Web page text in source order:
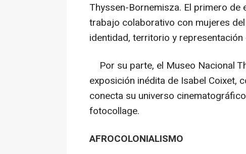
Thyssen-Bornemisza. El primero de
trabajo colaborativo con mujeres
identidad, territorio y
Por su parte, el Museo Nacional
exposición inédita de Isabel Coixet,
conecta su universo
fotocollage.
AFROCOLONIALISMO